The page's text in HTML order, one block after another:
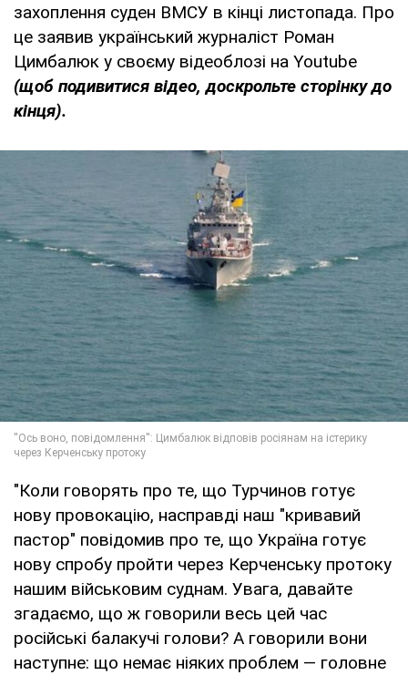
захоплення суден ВМСУ в кінці листопада. Про
це заявив український журналіст Роман
Цимбалюк у своєму відеоблозі на Youtube
(щоб подивитися відео, доскрольте сторінку до
кінця).
"Коли говорять про те, що Турчинов готує
нову провокацію, насправді наш "кривавий
пастор" повідомив про те, що Україна готує
нову спробу пройти через Керченську протоку
нашим військовим суднам. Увага, давайте
згадаємо, що ж говорили весь цей час
російські балакучі голови? А говорили вони
наступне: що немає ніяких проблем — головне